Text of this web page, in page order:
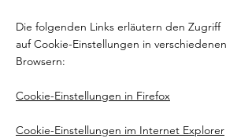
Die folgenden Links erläutern den Zugriff
auf Cookie-Einstellungen in verschiedenen
Browsern:
Cookie-Einstellungen in Firefox
Cookie-Einstellungen im Internet Explorer